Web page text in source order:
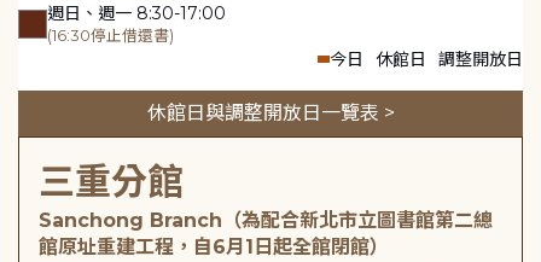
週日、週一 8:30-17:00
(16:30停止借還書)
今日 休館日 調整開放日
休館日與調整開放日一覽表 >
三重分館
Sanchong Branch（為配合新北市立圖書館第二總
館原址重建工程，自6月1日起全館閉館）